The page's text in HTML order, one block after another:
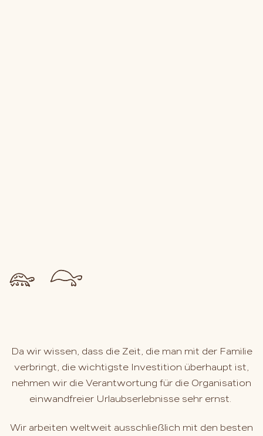
Da wir wissen, dass die Zeit, die man mit der Familie
verbringt, die wichtigste Investition überhaupt ist,
nehmen wir die Verantwortung für die Organisation
einwandfreier Urlaubserlebnisse sehr ernst.
Wir arbeiten weltweit ausschließlich mit den besten